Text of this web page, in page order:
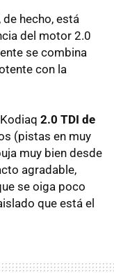
hecho, está
del motor 2.0
se combina
con la
2.0 TDI de
(pistas en muy
muy bien desde
agradable,
se oiga poco
que está el